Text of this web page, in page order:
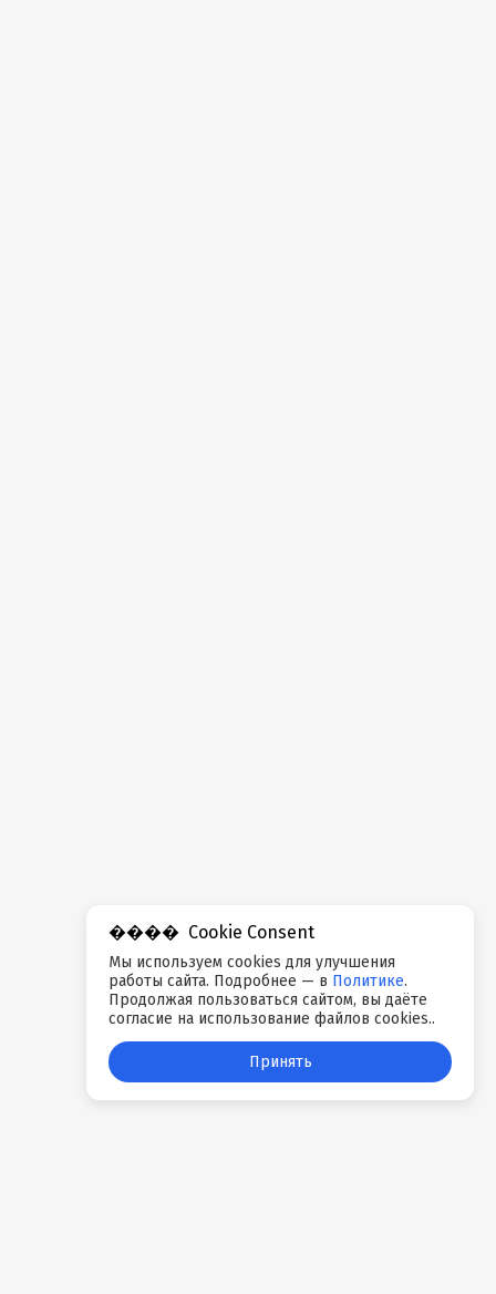
Cookie Consent
Мы используем cookies для улучшения
работы сайта. Подробнее — в Политике.
Продолжая пользоваться сайтом, вы даёте
согласие на использование файлов cookies..
Принять